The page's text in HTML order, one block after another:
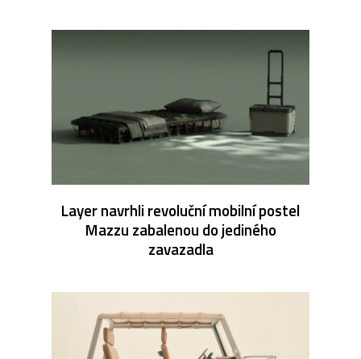
Layer navrhli revoluční mobilní postel
Mazzu zabalenou do jediného
zavazadla